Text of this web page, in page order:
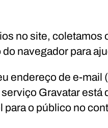
no site,
navegador para
endereço de e-
Gravatar
o público no